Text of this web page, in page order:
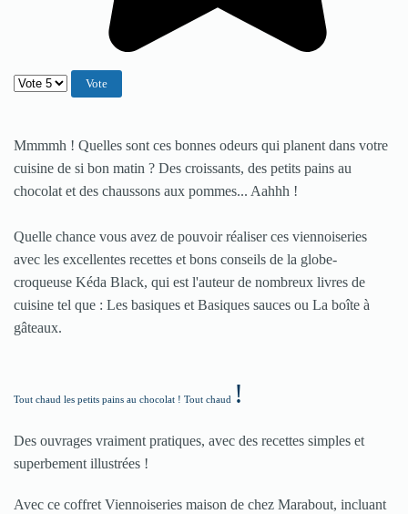
Veuillez voter
Mmmmh ! Quelles sont ces bonnes odeurs qui planent dans votre
cuisine de si bon matin ? Des croissants, des petits pains au
chocolat et des chaussons aux pommes... Aahhh !
Quelle chance vous avez de pouvoir réaliser ces viennoiseries
avec les excellentes recettes et bons conseils de la globe-
croqueuse Kéda Black, qui est l'auteur de nombreux livres de
cuisine tel que : Les basiques et Basiques sauces ou La boîte à
gâteaux.
Tout chaud les petits pains au chocolat ! Tout chaud !
Des ouvrages vraiment pratiques, avec des recettes simples et
superbement illustrées !
Avec ce coffret Viennoiseries maison de chez Marabout, incluant